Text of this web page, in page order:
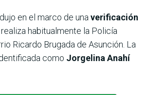
en el marco de una verificación
habitualmente la Policía
Ricardo Brugada de Asunción. La
como Jorgelina Anahí